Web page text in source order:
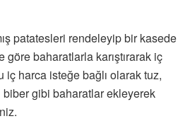
patatesleri rendeleyip bir kasede
baharatlarla karıştırarak iç
iç harca isteğe bağlı olarak tuz,
gibi baharatlar ekleyerek